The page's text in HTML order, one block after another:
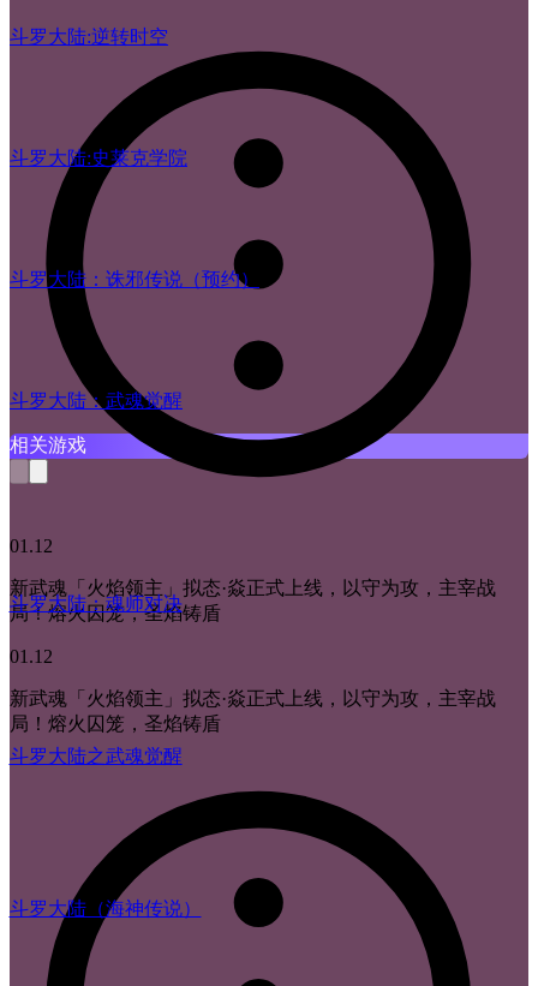
01.12
新武魂「火焰领主」拟态·焱正式上线，以守为攻，主宰战
局！熔火囚笼，圣焰铸盾
01.12
新武魂「火焰领主」拟态·焱正式上线，以守为攻，主宰战
局！熔火囚笼，圣焰铸盾
斗罗大陆:逆转时空
斗罗大陆:史莱克学院
斗罗大陆：诛邪传说（预约）
斗罗大陆：武魂觉醒
相关游戏
斗罗大陆：魂师对决
斗罗大陆之武魂觉醒
斗罗大陆（海神传说）